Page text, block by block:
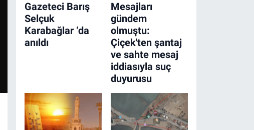
Gazeteci Barış
Selçuk
Karabağlar ‘da
anıldı
Mesajları
gündem
olmuştu:
Çiçek'ten şantaj
ve sahte mesaj
iddiasıyla suç
duyurusu